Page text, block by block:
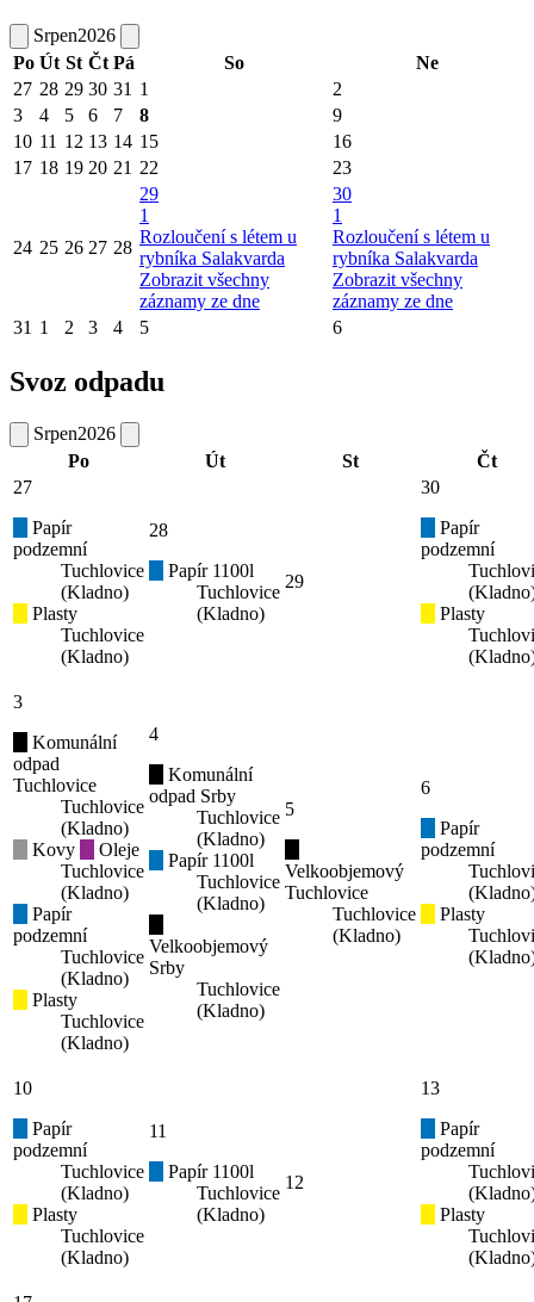
Srpen2026
Po Út St Čt Pá So
Ne
27 28 29 30 31 1
2
3
4 5 6 7 8
9
10 11 12 13 14 15
16
17 18 19 20 21 22 23
24 25 26 27 28
29
1
Rozloučení s létem u
rybníka Salakvarda
Zobrazit všechny
záznamy ze dne
30
1
Rozloučení s létem u
rybníka Salakvarda
Zobrazit všechny
záznamy ze dne
31 1 2 3 4 5 6
Svoz odpadu
Srpen2026
Po
Út St
Čt
27
Papír
podzemní
Tuchlovice
(Kladno)
Plasty
Tuchlovice
(Kladno)
28
Papír 1100l
Tuchlovice
(Kladno)
29
30
Papír
podzemní
Plasty
3
Komunální
odpad
Tuchlovice
Tuchlovice
(Kladno)
Kovy
Oleje
Tuchlovice
(Kladno)
Papír
podzemní
Tuchlovice
(Kladno)
Plasty
Tuchlovice
(Kladno)
4
Komunální
odpad Srby
Tuchlovice
(Kladno)
Papír 1100l
Tuchlovice
(Kladno)
Velkoobjemový
Srby
Tuchlovice
(Kladno)
5
Velkoobjemový
Tuchlovice
Tuchlovice
(Kladno)
6
Papír
podzemní
Plasty
10
Papír
podzemní
Tuchlovice
(Kladno)
Plasty
Tuchlovice
(Kladno)
11
Papír 1100l
Tuchlovice
(Kladno)
12
13
Papír
podzemní
Plasty